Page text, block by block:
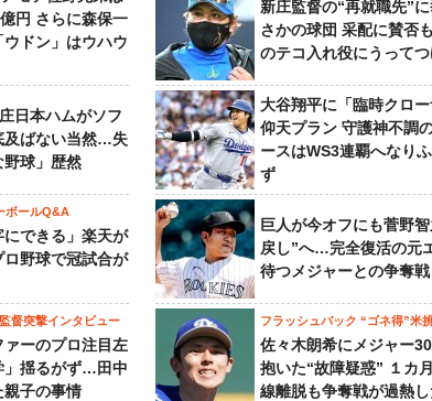
円 さらに森保一
ドン」はウハウ
新庄監督の“再就職先”
さかの球団 采配に賛否
のテコ入れ役にうって
日本ハムがソフ
及ばない当然…失
野球」歴然
大谷翔平に「臨時クロ
仰天プラン 守護神不調
ースはWS3連覇へなり
ず
ボールQ&A
にできる」楽天が
野球で冠試合が
巨人が今オフにも菅野
戻し”へ…完全復活の元
待つメジャーとの争奪戦
督突撃インタビュー
ーのプロ注目左
」揺るがず…田中
親子の事情
フラッシュバック “ゴネ得”米
佐々木朗希にメジャー
抱いた“故障疑惑” １カ
線離脱も争奪戦が過熱